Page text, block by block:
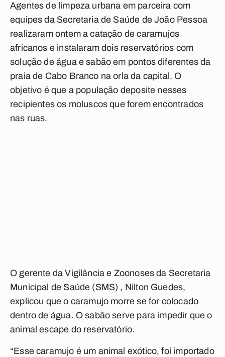
Agentes de limpeza urbana em parceira com
equipes da Secretaria de Saúde de João Pessoa
realizaram ontem a catação de caramujos
africanos e instalaram dois reservatórios com
solução de água e sabão em pontos diferentes da
praia de Cabo Branco na orla da capital. O
objetivo é que a população deposite nesses
recipientes os moluscos que forem encontrados
nas ruas.
O gerente da Vigilância e Zoonoses da Secretaria
Municipal de Saúde (SMS) , Nilton Guedes,
explicou que o caramujo morre se for colocado
dentro de água. O sabão serve para impedir que o
animal escape do reservatório.
“Esse caramujo é um animal exótico, foi importado